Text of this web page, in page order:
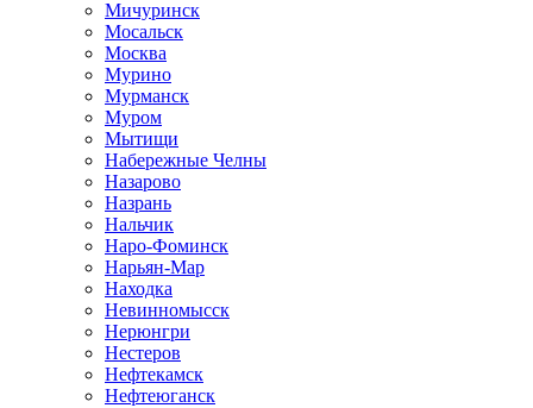
Мичуринск
Мосальск
Москва
Мурино
Мурманск
Муром
Мытищи
Набережные Челны
Назарово
Назрань
Нальчик
Наро-Фоминск
Нарьян-Мар
Находка
Невинномысск
Нерюнгри
Нестеров
Нефтекамск
Нефтеюганск